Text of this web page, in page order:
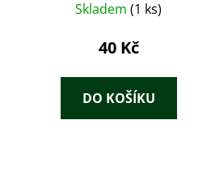
Skladem (1 ks)
40 Kč
DO KOŠÍKU